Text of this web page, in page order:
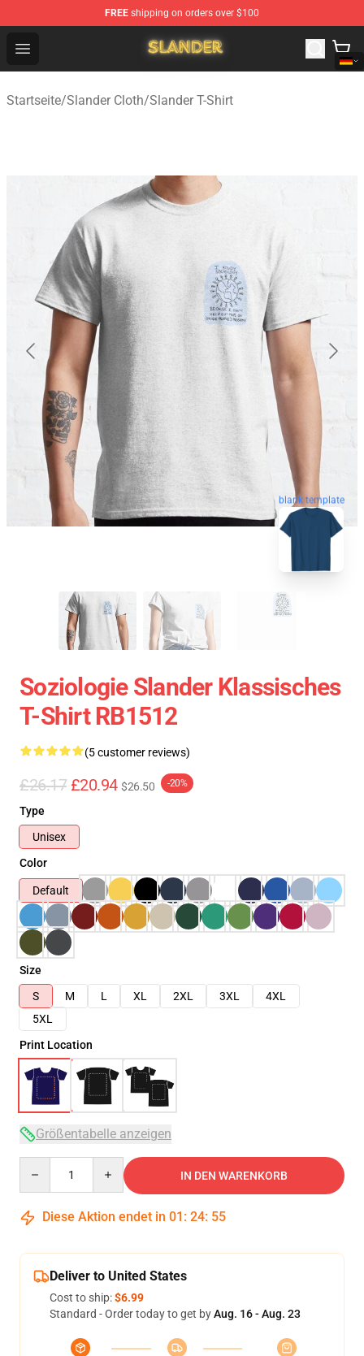
FREE shipping on orders over $100
Open menu
Slander Shop - Official Slander Merchandise Store
Startseite/Slander Cloth/Slander T-Shirt
blank template
Soziologie Slander Klassisches
T-Shirt RB1512
(5 customer reviews)
£26.17 £20.94 $26.50 -20%
Type
Unisex
Color
Default
Size
S
M L XL 2XL 3XL
4XL
5XL
Print Location
Größentabelle anzeigen
IN DEN WARENKORB
Diese Aktion endet in 01 : 24: 54
Deliver to United States
Cost to ship:$6.99
Standard - Order today to get byAug. 16 - Aug. 23